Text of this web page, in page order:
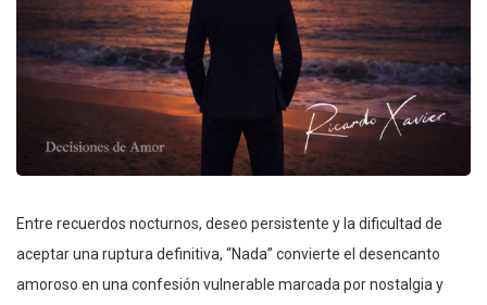
Entre recuerdos nocturnos, deseo persistente y la dificultad de
aceptar una ruptura definitiva, “Nada” convierte el desencanto
amoroso en una confesión vulnerable marcada por nostalgia y